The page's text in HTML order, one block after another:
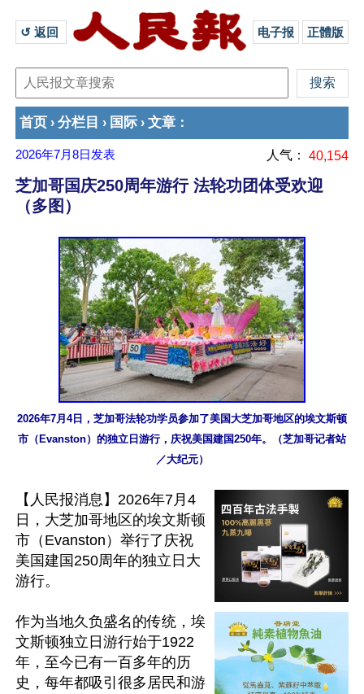
↺ 返回 电子报 正體版
首页 › 分栏目 › 国际 › 文章 ：
2026年7月8日 发表 人气： 40,154
芝加哥国庆250周年游行 法轮功团体受欢迎
（多图）
2026年7月4日，芝加哥法轮功学员参加了美国大芝加哥地区的埃文斯顿
市（Evanston）的独立日游行，庆祝美国建国250年。（芝加哥记者站
／大纪元）
【人民报消息】2026年7月4
日，大芝加哥地区的埃文斯顿
市（Evanston）举行了庆祝
美国建国250周年的独立日大
游行。
作为当地久负盛名的传统，埃
文斯顿独立日游行始于1922
年，至今已有一百多年的历
史，每年都吸引很多居民和游